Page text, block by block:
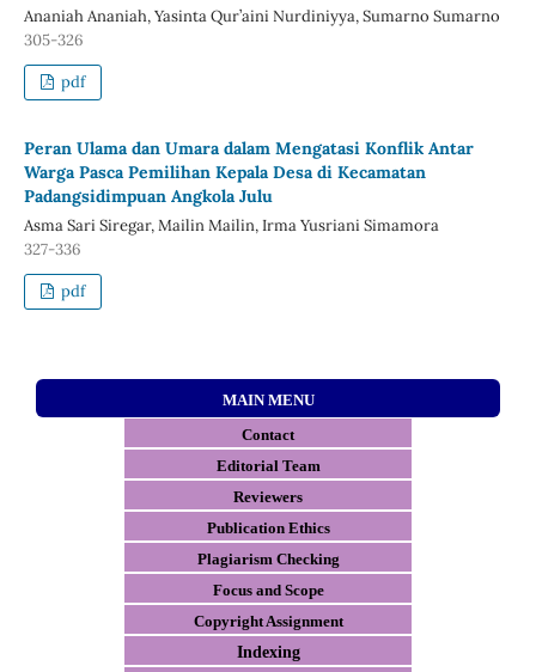
Ananiah Ananiah, Yasinta Qur’aini Nurdiniyya, Sumarno Sumarno
305-326
pdf
Peran Ulama dan Umara dalam Mengatasi Konflik Antar
Warga Pasca Pemilihan Kepala Desa di Kecamatan
Padangsidimpuan Angkola Julu
Asma Sari Siregar, Mailin Mailin, Irma Yusriani Simamora
327-336
pdf
MAIN MENU
Contact
Editorial Team
Reviewers
Publication Ethics
Plagiarism Checking
Focus and Scope
Copyright Assignment
Indexing